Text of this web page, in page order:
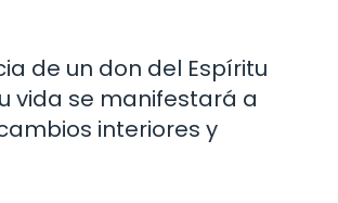
de un don del Espíritu
vida se manifestará a
interiores y